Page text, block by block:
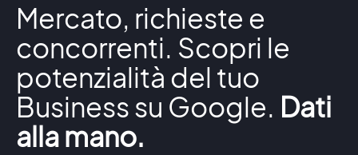
Mercato, richieste e
concorrenti. Scopri le
potenzialità del tuo
Business su Google. Dati
alla mano.